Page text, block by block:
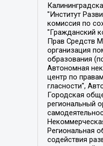
Калининградская региональная общественная организация "Экозащита!-Женсовет", Фонд содействия защите прав и свобод граждан "Общественный вердикт", Фонд "Институт Развития Свободы Информации", Частное учреждение "Информационное агентство МЕМО. РУ", Региональная общественная организация "Общественная комиссия по сохранению наследия академика Сахарова", Фонд поддержки свободы прессы, Санкт-Петербургская общественная правозащитная организация "Гражданский контроль", Межрегиональная общественная организация "Информационно-просветительский центр "Мемориал", Региональный Фонд "Центр Защиты Прав Средств Массовой Информации", с 05.12.2023 Фонд "Центр Защиты Прав Средств массовой информации", Региональная общественная благотворительная организация помощи беженцам и мигрантам "Гражданское содействие", Негосударственное образовательное учреждение дополнительного профессионального образования (повышение